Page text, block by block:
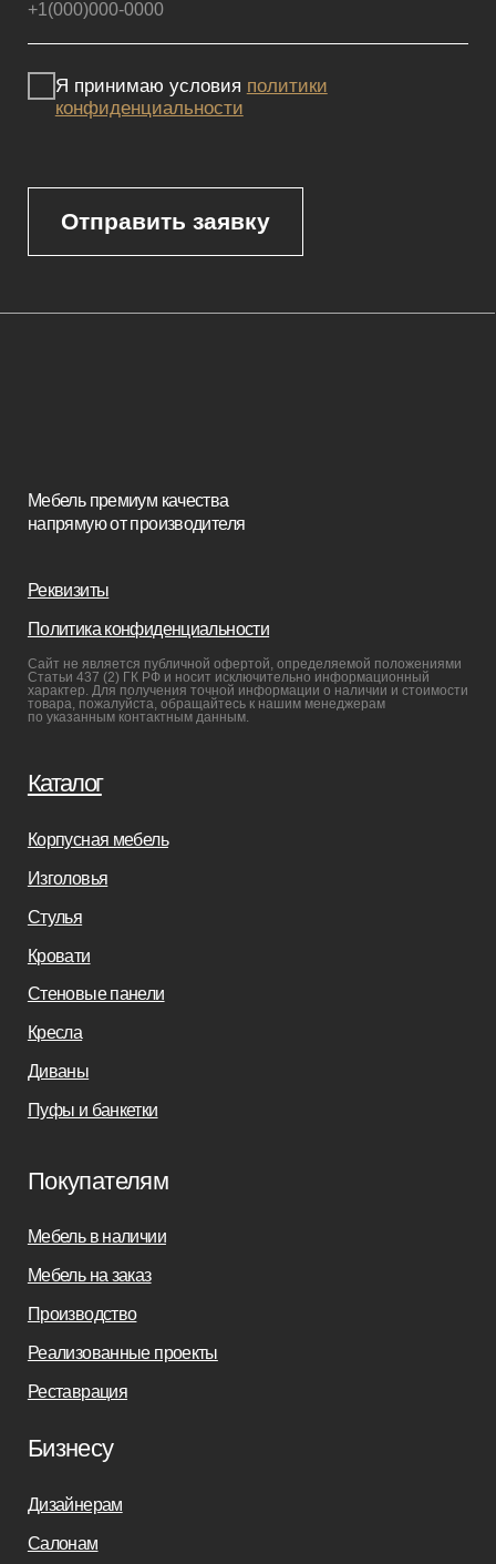
Изголовья
Статьи 437 (2) ГК РФ и носит исключительно информационный
характер. Для получения точной информации о наличии и стоимости
товара, пожалуйста, обращайтесь к нашим менеджерам
по указанным контактным данным.
Мебель в наличии
Производство
Бизнесу
Связаться с нами
sofas-decor@mail.ru
+7(812)245-65-88